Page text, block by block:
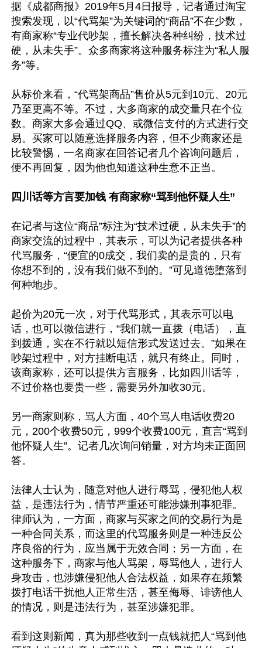
据《成都商报》2019年5月4日报导，记者通过淘宝
搜索发现，以“代骂架”为关键词的“商品”不在少数，
有商家称“专业代吵架，擅长解决各种纠纷，技术过
硬，从未失手”。众多商家将这种服务标注为“私人服
务”等。
从标价来看，“代骂架商品”售价从5元到10元、20元
乃至更高不等。不过，大多商家的成交量只在个位
数。商家大多会通过QQ、或微信支付的方式进行交
易。买家可以随意选择服务内容，但不少商家还是
比较警惕，一名商家在回答记者几个咨询问题后，
便不再回复，因为他也知道这种生意不正当。
四川话等方言要加钱 有商家称“骂到他怀疑人生”
在记者与这位“商品”标注为“技术过硬，从未失手”的
商家交流的过程中，其表示，可以为记者提供各种
代骂服务，“便宜的0成交，我们卖的是贵的，只有
你想不到的，没有我们做不到的。”可见道德堕落到
何种地步。
起价为20元一次，对于代骂形式，其表示可以电
话，也可以微信进行，“我们就一直拨（电话），直
到拨通，实在不行就以短信形式发送过去。”如果在
吵架过程中，对方挂断电话，就只有终止。同时，
该商家称，还可以提供方言服务，比如四川话等，
不过价格也要贵一些，需要另外加收30元。
另一商家则称，骂人方面，40个骂人电话收费20
元，200个收费50元，999个收费100元，直言“骂到
他怀疑人生”。记者几次询问销量，对方均未正面回
答。
法律人士认为，随意对他人进行辱骂，侵犯他人权
益，是违法行为，情节严重还可能涉嫌刑事犯罪。
律师认为，一方面，商家与买家之间的交易行为是
一种合同关系，而这里的代骂服务则是一种违反公
序良俗的行为，应当属于无效合同；另一方面，在
这种服务下，商家与他人骂架，辱骂他人，进行人
身攻击，也涉嫌侵犯他人合法权益，如果存在频繁
拨打电话干扰他人正常生活，甚至侮辱、诽谤他人
的情况，则是违法行为，甚至涉嫌犯罪。
看到这则新闻，真为那些收到一点钱就把人“骂到他